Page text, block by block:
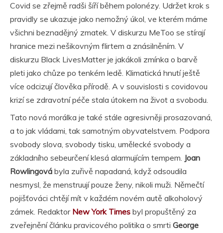
Covid se zřejmě radši šíří během polonézy. Udržet krok s
pravidly se ukazuje jako nemožný úkol, ve kterém máme
všichni beznadějný zmatek. V diskurzu MeToo se stírají
hranice mezi nešikovným flirtem a znásilněním. V
diskurzu Black LivesMatter je jakákoli zmínka o barvě
pleti jako chůze po tenkém ledě. Klimatická hnutí ještě
více odcizují člověka přírodě. A v souvislosti s covidovou
krizí se zdravotní péče stala útokem na život a svobodu.
Tato nová morálka je také stále agresivněji prosazovaná,
a to jak vládami, tak samotným obyvatelstvem. Podpora
svobody slova, svobody tisku, umělecké svobody a
základního sebeurčení klesá alarmujícím tempem. Joan
Rowlingová byla zuřivě napadaná, když odsoudila
nesmysl, že menstruují pouze ženy, nikoli muži. Němečtí
pojišťováci chtějí mít v každém novém autě alkoholový
zámek. Redaktor New York Times byl propuštěný za
zveřejnění článku pravicového politika o smrti George